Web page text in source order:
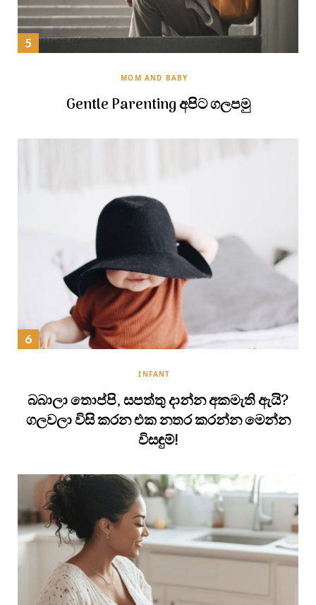
MOM AND BABY
Gentle Parenting අපිට ගලපමු
INFANT
බබාලා තොප්පි, සපත්තු දාන්න අකමැති ඇයි?
ගලවලා විසි කරන එක නතර කරන්න මෙන්න
විසඳුම්!